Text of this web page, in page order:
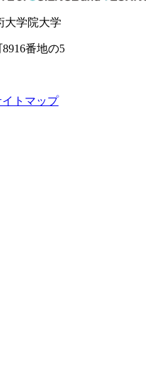
学院大学
番地の5
イトマップ